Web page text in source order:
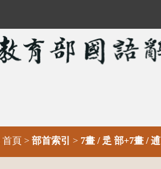
首頁 > 部首索引 > 7畫 / 辵 部+7畫 / 逋